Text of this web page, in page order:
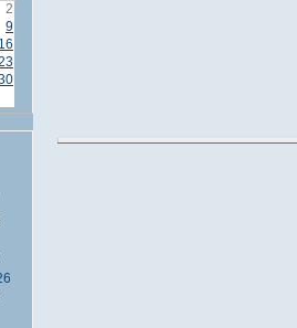
2
9
16